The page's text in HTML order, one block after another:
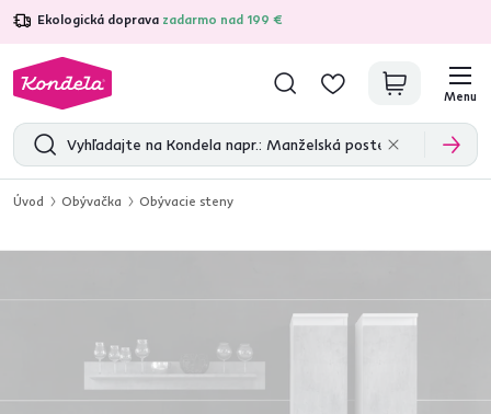
Ekologická doprava zadarmo nad 199 €
4,7 31 211overených produktových recenzií
Menu
Úvod Obývačka Obývacie steny